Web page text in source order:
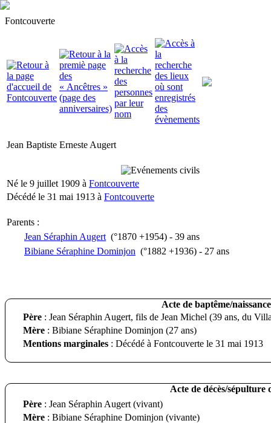
Fontcouverte
Jean Baptiste Erneste Augert
Né le 9 juillet 1909 à Fontcouverte
Décédé le 31 mai 1913 à Fontcouverte
Parents :
Jean Séraphin Augert (°1870 +1954) - 39 ans
Bibiane Séraphine Dominjon (°1882 +1936) - 27 ans
Acte de baptême/
Père : Jean Séraphin Augert, fils de Jean Michel (39 ans, du
Mère : Bibiane Séraphine Dominjon (27 ans)
Mentions marginales : Décédé à Fontcouverte le 31 mai 1913
Acte de décès/sépulture
Père : Jean Séraphin Augert (vivant)
Mère : Bibiane Séraphine Dominjon (vivante)